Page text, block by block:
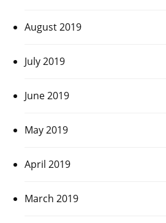
August 2019
July 2019
June 2019
May 2019
April 2019
March 2019